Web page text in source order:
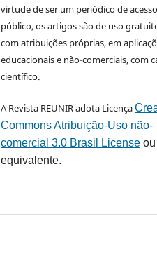
virtude de ser um periódico de acesso
público, os artigos são de uso
com atribuições próprias, em
educacionais e não-comerciais, com
científico.
A Revista REUNIR adota Licença
Commons Atribuição-Uso não-
comercial 3.0 Brasil License
equivalente.